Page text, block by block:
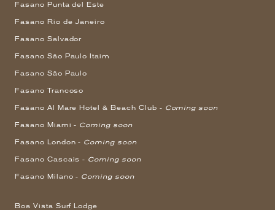
Fasano Punta del Este
Fasano Rio de Janeiro
Fasano Salvador
Fasano São Paulo Itaim
Fasano São Paulo
Fasano Trancoso
Fasano Al Mare Hotel & Beach Club - Coming soon
Fasano Miami - Coming soon
Fasano London - Coming soon
Fasano Cascais - Coming soon
Fasano Milano - Coming soon
Boa Vista Surf Lodge